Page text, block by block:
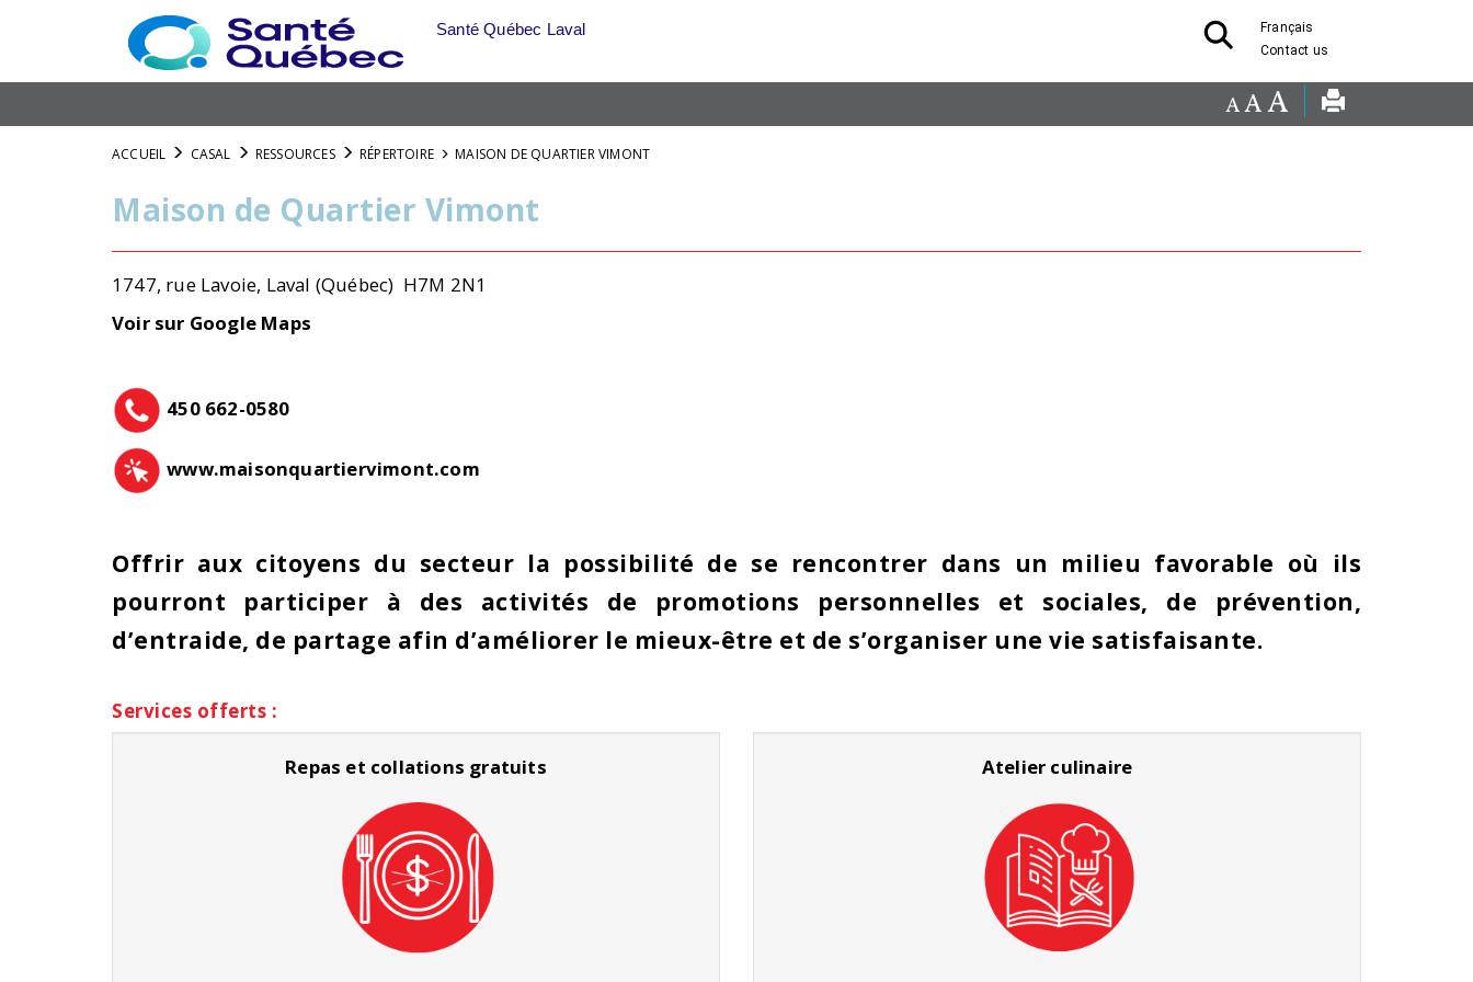
Français
Contact us
Santé Québec Laval
ACCUEIL CASAL RESSOURCES RÉPERTOIRE MAISON DE QUARTIER VIMONT
Maison de Quartier Vimont
1747, rue Lavoie, Laval (Québec) H7M 2N1
Voir sur Google Maps
450 662-0580
www.maisonquartiervimont.com
Offrir aux citoyens du secteur la possibilité de se rencontrer dans un milieu favorable où ils
pourront participer à des activités de promotions personnelles et sociales, de prévention,
d’entraide, de partage afin d’améliorer le mieux-être et de s’organiser une vie satisfaisante.
Services offerts :
Repas et collations gratuits Atelier culinaire